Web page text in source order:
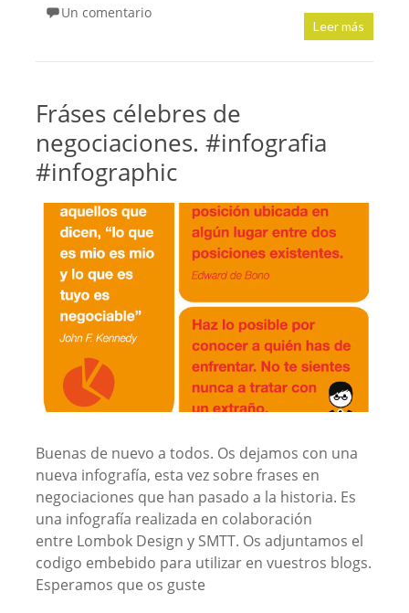
Un comentario
Leer más
Fráses célebres de
negociaciones. #infografia
#infographic
Buenas de nuevo a todos. Os dejamos con una
nueva infografía, esta vez sobre frases en
negociaciones que han pasado a la historia. Es
una infografía realizada en colaboración
entre Lombok Design y SMTT. Os adjuntamos el
codigo embebido para utilizar en vuestros blogs.
Esperamos que os guste